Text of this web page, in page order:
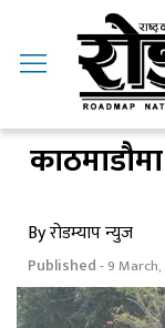
By रोडम्याप न्युज
Published- 9